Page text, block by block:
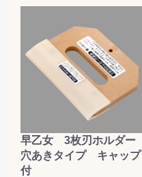
早乙女 3枚刃ホルダー
穴あきタイプ キャップ
付